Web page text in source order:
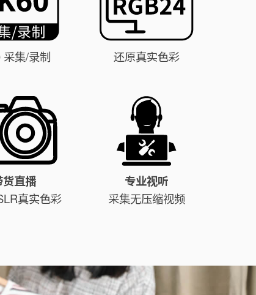
采集/录制 还原真实色彩
货直播
真实色彩
专业视听
采集无压缩视频